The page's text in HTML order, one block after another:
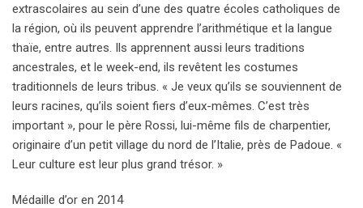
extrascolaires au sein d’une des quatre écoles catholiques de
la région, où ils peuvent apprendre l’arithmétique et la langue
thaïe, entre autres. Ils apprennent aussi leurs traditions
ancestrales, et le week-end, ils revêtent les costumes
traditionnels de leurs tribus. « Je veux qu’ils se souviennent de
leurs racines, qu’ils soient fiers d’eux-mêmes. C’est très
important », pour le père Rossi, lui-même fils de charpentier,
originaire d’un petit village du nord de l’Italie, près de Padoue. «
Leur culture est leur plus grand trésor. »
Médaille d’or en 2014